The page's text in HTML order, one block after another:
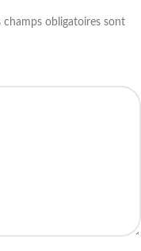
champs obligatoires sont